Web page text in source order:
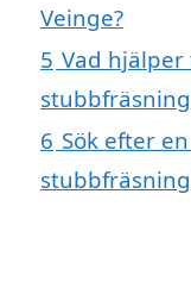
Veinge?
5 Vad
6 Sök efter